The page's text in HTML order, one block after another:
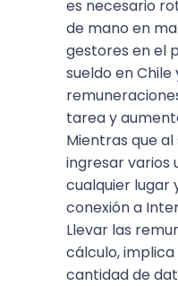
es necesario
de mano en
gestores en el
sueldo en Chile
tarea y
Mientras que
ingresar varios
cualquier lugar
conexión a
Llevar las
cálculo,
cantidad de